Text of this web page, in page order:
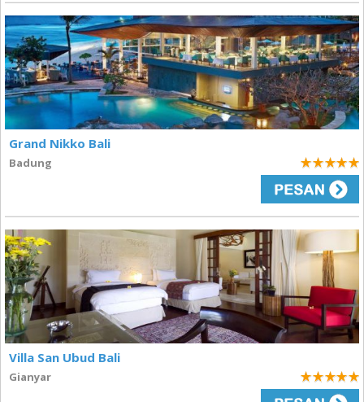
Grand Nikko Bali
Badung
5
Villa San Ubud Bali
Gianyar
5